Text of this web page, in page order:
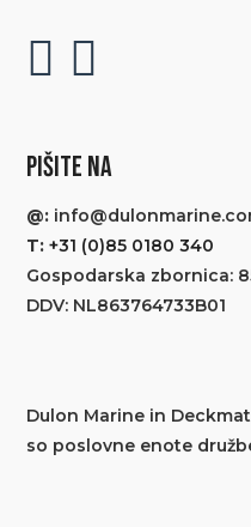
PIŠITE NA
@:
T: +31 (0)85 0180 340
Gospodarska zbornica:
DDV: NL863764733B01
Dulon Marine in
so poslovne enote